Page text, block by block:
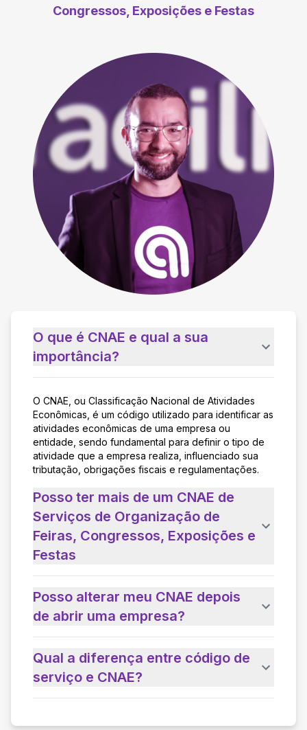
Congressos, Exposições e Festas
O que é CNAE e qual a sua
importância?
O CNAE, ou Classificação Nacional de Atividades
Econômicas, é um código utilizado para identificar as
atividades econômicas de uma empresa ou
entidade, sendo fundamental para definir o tipo de
atividade que a empresa realiza, influenciado sua
tributação, obrigações fiscais e regulamentações.
Posso ter mais de um CNAE de
Serviços de Organização de
Feiras, Congressos, Exposições e
Festas
Posso alterar meu CNAE depois
de abrir uma empresa?
Qual a diferença entre código de
serviço e CNAE?